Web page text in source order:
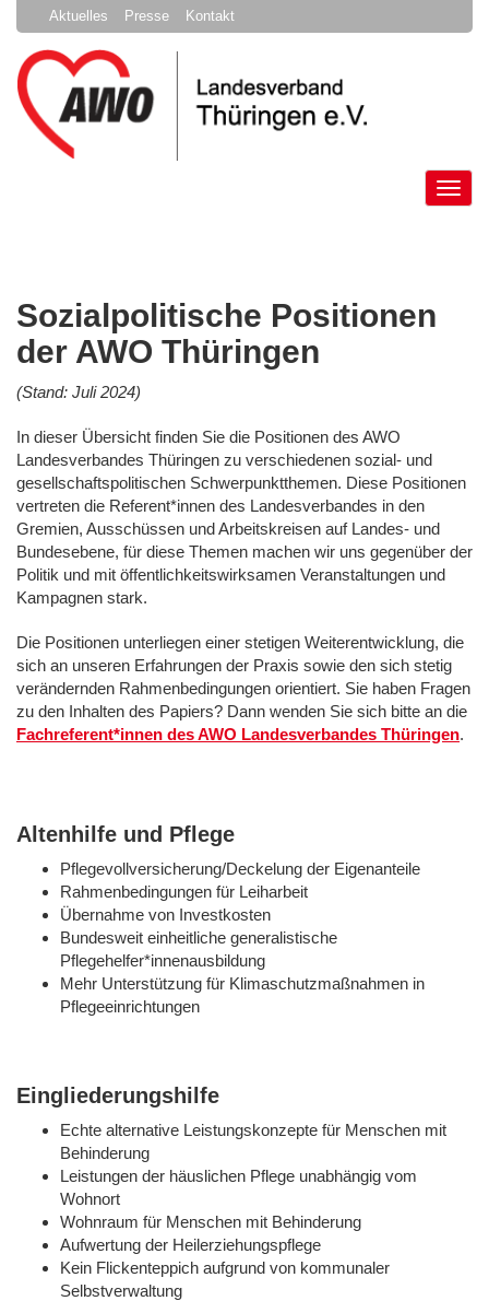
Aktuelles Presse Kontakt
Sozialpolitische Positionen
der AWO Thüringen
(Stand: Juli 2024)
In dieser Übersicht finden Sie die Positionen des AWO
Landesverbandes Thüringen zu verschiedenen sozial- und
gesellschaftspolitischen Schwerpunktthemen. Diese Positionen
vertreten die Referent*innen des Landesverbandes in den
Gremien, Ausschüssen und Arbeitskreisen auf Landes- und
Bundesebene, für diese Themen machen wir uns gegenüber der
Politik und mit öffentlichkeitswirksamen Veranstaltungen und
Kampagnen stark.
Die Positionen unterliegen einer stetigen Weiterentwicklung, die
sich an unseren Erfahrungen der Praxis sowie den sich stetig
verändernden Rahmenbedingungen orientiert. Sie haben Fragen
zu den Inhalten des Papiers? Dann wenden Sie sich bitte an die
Fachreferent*innen des AWO Landesverbandes Thüringen.
Altenhilfe und Pflege
Pflegevollversicherung/Deckelung der Eigenanteile
Rahmenbedingungen für Leiharbeit
Übernahme von Investkosten
Bundesweit einheitliche generalistische
Pflegehelfer*innenausbildung
Mehr Unterstützung für Klimaschutzmaßnahmen in
Pflegeeinrichtungen
Eingliederungshilfe
Echte alternative Leistungskonzepte für Menschen mit
Behinderung
Leistungen der häuslichen Pflege unabhängig vom
Wohnort
Wohnraum für Menschen mit Behinderung
Aufwertung der Heilerziehungspflege
Kein Flickenteppich aufgrund von kommunaler
Selbstverwaltung